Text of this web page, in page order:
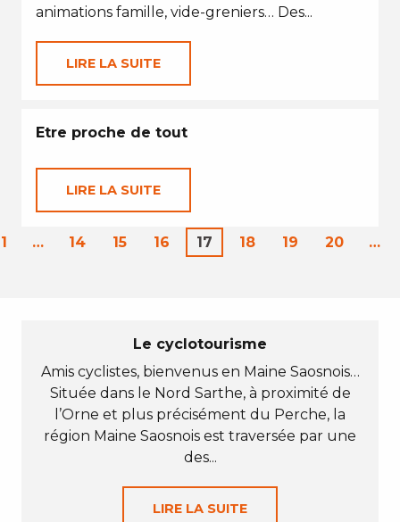
animations famille, vide-greniers… Des...
LIRE LA SUITE
Etre proche de tout
LIRE LA SUITE
1 … 14 15 16 17 18 19 20 …
Le cyclotourisme
Amis cyclistes, bienvenus en Maine Saosnois…
Située dans le Nord Sarthe, à proximité de
l’Orne et plus précisément du Perche, la
région Maine Saosnois est traversée par une
des...
LIRE LA SUITE